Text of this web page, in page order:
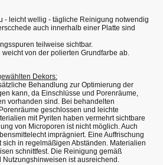
- leicht wellig - tägliche Reinigung notwendig
innerhalb einer Platte sind
teilweise sichtbar.
der polierten Grundfarbe ab.
Dekors:
Behandlung zur Optimierung der
kann, da Einschlüsse und Porenräume,
vorhanden sind. Bei behandelten
geschlossen und leichte
mit Pyriten haben vermehrt sichtbare
von Microporen ist nicht möglich. Auch
imprägniert. Eine Auffrischung
in regelmäßigen Abständen. Materialien
schnittfest. Die Reinigung gemäß
ist ausreichend.